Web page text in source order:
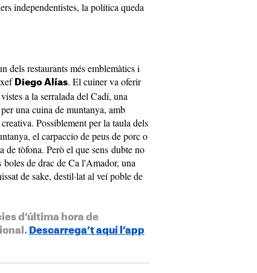
independentistes, la política queda
dels restaurants més emblemàtics i
Diego Alías. El cuiner va oferir
a la serralada del Cadí, una
una cuina de muntanya, amb
Possiblement per la taula dels
el carpaccio de peus de porc o
de tòfona. Però el que sens dubte no
de drac de Ca l'Amador, una
de sake, destil·lat al veí poble de
d’última hora de
Descarrega’t aquí l’app